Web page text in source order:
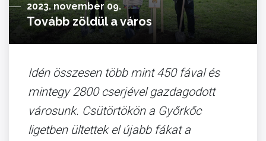
2023. november 09.
Tovább zöldül a város
Idén összesen több mint 450 fával és
mintegy 2800 cserjével gazdagodott
városunk. Csütörtökön a Győrkőc
ligetben ültettek el újabb fákat a